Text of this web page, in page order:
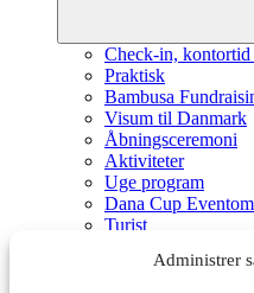
Administrer
Check-in, kontortid
Praktisk
Bambusa
Visum til Danmark
Åbningsceremoni
Aktiviteter
Uge program
Dana Cup
Turist
Medie bank